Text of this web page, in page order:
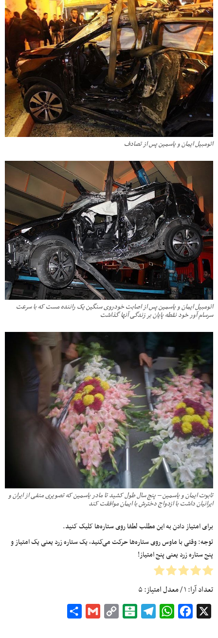
اتومبیل ایمان و یاسمین پس از تصادف
اتومبیل ایمان و یاسمین پس از اصابت خودروی سنگین یک راننده مست که با سرعت
سرسام آور خود نقطه پایان بر زندگی آنها گذاشت
تابوت ایمان و یاسمین – پنج سال طول کشید تا مادر یاسمین که تصویری منفی از ایران و
ایرانیان داشت با ازدواج دخترش با ایمان موافقت کند
برای امتیاز دادن به این مطلب لطفا روی ستاره‌ها کلیک کنید.
توجه: وقتی با ماوس روی ستاره‌ها حرکت می‌کنید، یک ستاره زرد یعنی یک امتیاز و
پنج ستاره زرد یعنی پنج امتیاز!
تعداد آرا:۱/ معدل امتیاز:۵
Facebook
WhatsApp
Telegram
Balatarin
Copy
Gmail